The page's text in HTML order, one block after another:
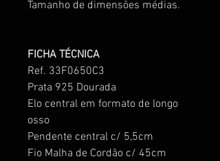
Tamanho de dimensões médias.
FICHA TÉCNICA
Ref. 33F0650C3
Prata 925 Dourada
Elo central em formato de longo
osso
Pendente central c/ 5,5cm
Fio Malha de Cordão c/ 45cm